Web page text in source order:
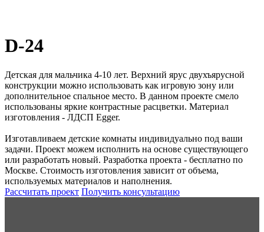
D-24
Детская для мальчика 4-10 лет. Верхний ярус двухъярусной
конструкции можно использовать как игровую зону или
дополнительное спальное место. В данном проекте смело
использованы яркие контрастные расцветки. Материал
изготовления - ЛДСП Egger.
Изготавливаем детские комнаты индивидуально под ваши
задачи. Проект можем исполнить на основе существующего
или разработать новый. Разработка проекта - бесплатно по
Москве. Стоимость изготовления зависит от объема,
используемых материалов и наполнения.
Рассчитать проект Получить консультацию